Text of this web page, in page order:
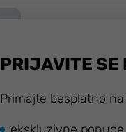
PRIJAVITE SE
Primajte besplatno